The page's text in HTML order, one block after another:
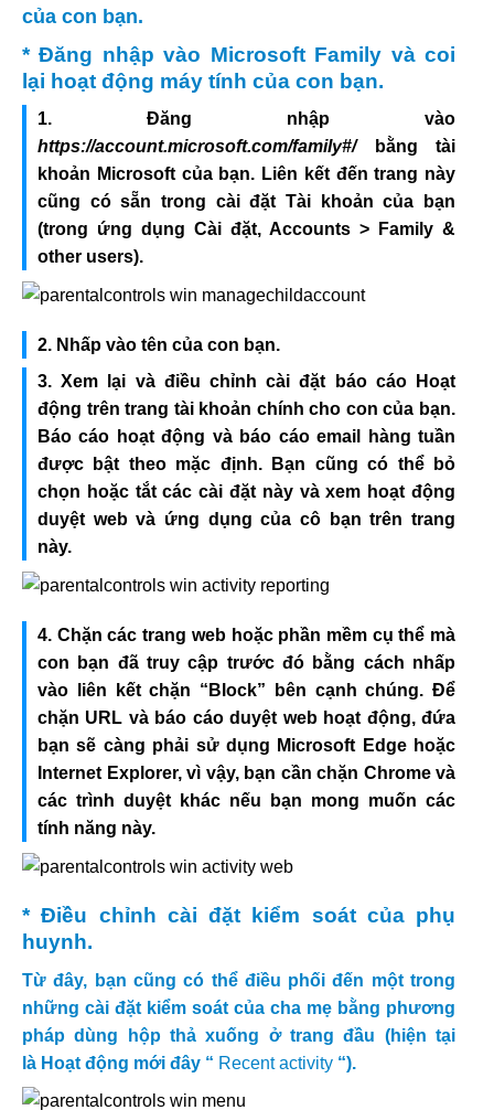
của con bạn.
* Đăng nhập vào Microsoft Family và coi
lại hoạt động máy tính của con bạn.
1. Đăng nhập vào
https://account.microsoft.com/family#/ bằng tài
khoản Microsoft của bạn. Liên kết đến trang này
cũng có sẵn trong cài đặt Tài khoản của bạn
(trong ứng dụng Cài đặt, Accounts > Family &
other users).
2. Nhấp vào tên của con bạn.
3. Xem lại và điều chỉnh cài đặt báo cáo Hoạt
động trên trang tài khoản chính cho con của bạn.
Báo cáo hoạt động và báo cáo email hàng tuần
được bật theo mặc định. Bạn cũng có thể bỏ
chọn hoặc tắt các cài đặt này và xem hoạt động
duyệt web và ứng dụng của cô bạn trên trang
này.
4. Chặn các trang web hoặc phần mềm cụ thể mà
con bạn đã truy cập trước đó bằng cách nhấp
vào liên kết chặn “Block” bên cạnh chúng. Để
chặn URL và báo cáo duyệt web hoạt động, đứa
bạn sẽ càng phải sử dụng Microsoft Edge hoặc
Internet Explorer, vì vậy, bạn cần chặn Chrome và
các trình duyệt khác nếu bạn mong muốn các
tính năng này.
* Điều chỉnh cài đặt kiểm soát của phụ
huynh.
Từ đây, bạn cũng có thể điều phối đến một trong
những cài đặt kiểm soát của cha mẹ bằng phương
pháp dùng hộp thả xuống ở trang đầu (hiện tại
là Hoạt động mới đây “ Recent activity “).